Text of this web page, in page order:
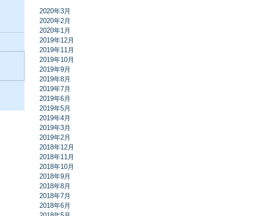
2020年3月
2020年2月
2020年1月
2019年12月
2019年11月
2019年10月
2019年9月
2019年8月
2019年7月
2019年6月
2019年5月
2019年4月
2019年3月
2019年2月
2018年12月
2018年11月
2018年10月
2018年9月
2018年8月
2018年7月
2018年6月